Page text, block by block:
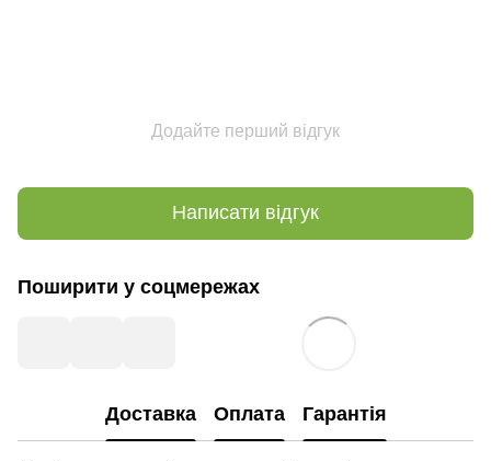
Додайте перший відгук
Написати відгук
Поширити у соцмережах
Доставка Оплата Гарантія